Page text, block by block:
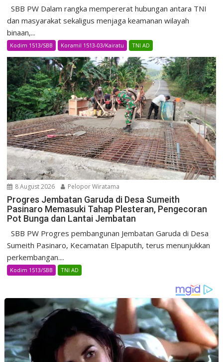
SBB PW Dalam rangka mempererat hubungan antara TNI
dan masyarakat sekaligus menjaga keamanan wilayah
binaan,...
Kodim 1513/SBB Koramil 1513-03/Kairatu TNI AD
8 August 2026 Pelopor Wiratama
Progres Jembatan Garuda di Desa Sumeith
Pasinaro Memasuki Tahap Plesteran, Pengecoran
Pot Bunga dan Lantai Jembatan
SBB PW Progres pembangunan Jembatan Garuda di Desa
Sumeith Pasinaro, Kecamatan Elpaputih, terus menunjukkan
perkembangan....
Kodim 1513/SBB TNI AD